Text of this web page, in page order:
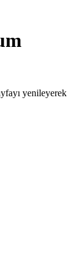
yenileyerek